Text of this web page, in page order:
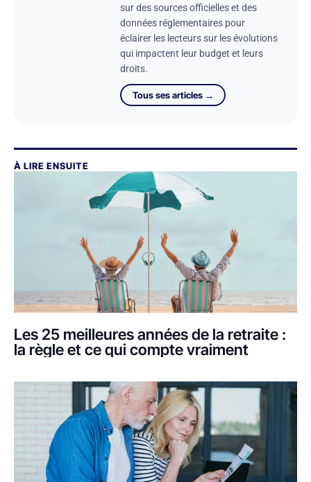
sur des sources officielles et des
données réglementaires pour
éclairer les lecteurs sur les évolutions
qui impactent leur budget et leurs
droits.
Tous ses articles →
À LIRE ENSUITE
Les 25 meilleures années de la retraite :
la règle et ce qui compte vraiment